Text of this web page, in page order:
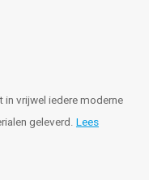
vrijwel iedere moderne
geleverd. Lees